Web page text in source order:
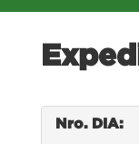
Nro. DIA: